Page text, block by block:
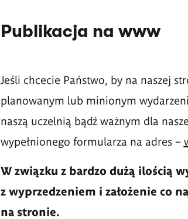
Publikacja na www
Jeśli chcecie Państwo, by na naszej
planowanym lub minionym
naszą uczelnią bądź ważnym dla
wypełnionego formularza na adres –
W związku z bardzo dużą ilością
z wyprzedzeniem i założenie co
na stronie.